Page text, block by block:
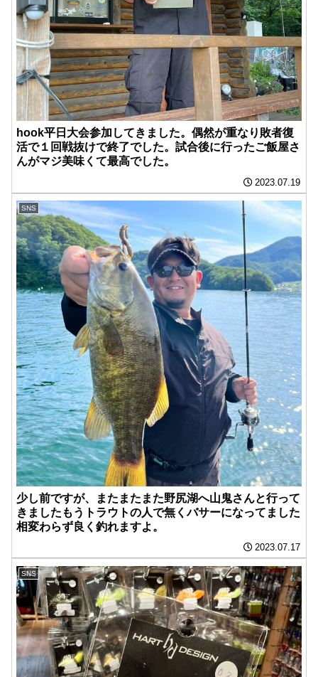
hook平日大会参加してきました。偶然が重なり敗者復
活で１回戦抜けで終了でした。試合後に行ったご飯屋さ
んがマジ美味くて最高でした。
2023.07.19
SNS
少し前ですが、またまたまた野尻湖へ山鬼さんと行って
きました️もうトラウトの人で無くバサーになってました️
相変わらず良く釣れますよ。
2023.07.17
SNS